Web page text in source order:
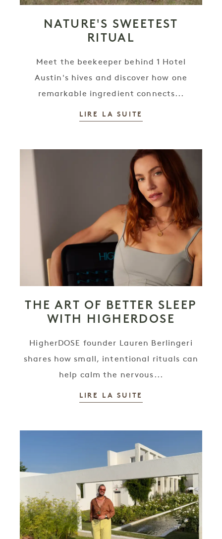
NATURE'S SWEETEST
RITUAL
Meet the beekeeper behind 1 Hotel
Austin's hives and discover how one
remarkable ingredient connects...
LIRE LA SUITE
THE ART OF BETTER SLEEP
WITH HIGHERDOSE
HigherDOSE founder Lauren Berlingeri
shares how small, intentional rituals can
help calm the nervous...
LIRE LA SUITE